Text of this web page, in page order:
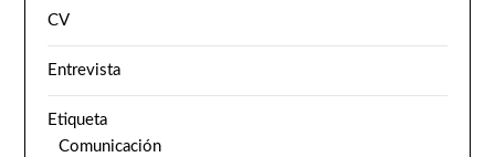
CV
Entrevista
Etiqueta
Comunicación